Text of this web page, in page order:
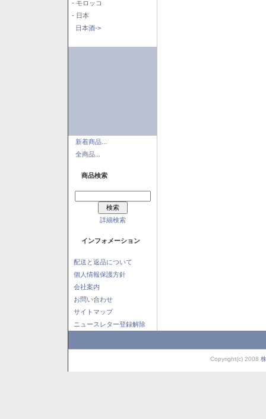
- モロッコ
- 日本
日本酒->
新着商品...
全商品...
商品検索
詳細検索
インフォメーション
配送と返品について
個人情報保護方針
会社案内
お問い合わせ
サイトマップ
ニュースレター登録解除
Copyright(c) 2008